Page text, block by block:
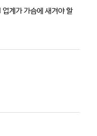
계가 가슴에 새겨야 할